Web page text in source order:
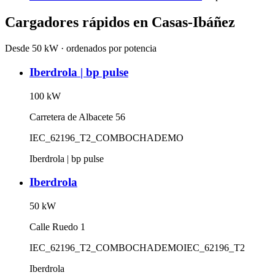
Cargadores rápidos en Casas-Ibáñez
Desde 50 kW · ordenados por potencia
Iberdrola | bp pulse
100 kW
Carretera de Albacete 56
IEC_62196_T2_COMBOCHADEMO
Iberdrola | bp pulse
Iberdrola
50 kW
Calle Ruedo 1
IEC_62196_T2_COMBOCHADEMOIEC_62196_T2
Iberdrola